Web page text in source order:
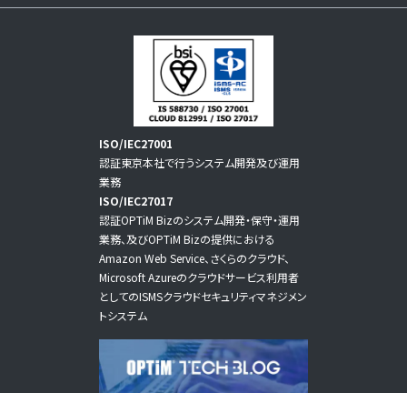
ISO/IEC27001
認証東京本社で行うシステム開発及び運用
業務
ISO/IEC27017
認証OPTiM Bizのシステム開発・保守・運用
業務、及びOPTiM Bizの提供における
Amazon Web Service、さくらのクラウド、
Microsoft Azureのクラウドサービス利用者
としてのISMSクラウドセキュリティマネジメン
トシステム